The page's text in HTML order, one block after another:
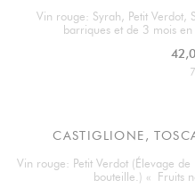
Vin rouge: Syrah, Petit Verdot,
barriques et de 3 mois
CASTIGLIONE,
Vin rouge: Petit Verdot (Élevage
bouteille.) « Fruits